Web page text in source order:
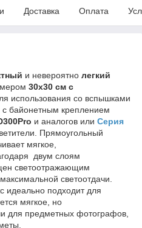
Доставка Оплата
и невероятно легкий
30x30 см с
использования со вспышками
байонетным креплением
и аналогов или Серия
Прямоугольный
мягкое,
двум слоям
светоотражающим
светоотдачи.
идеально подходит для
мягкое, но
для предметных фотографов,